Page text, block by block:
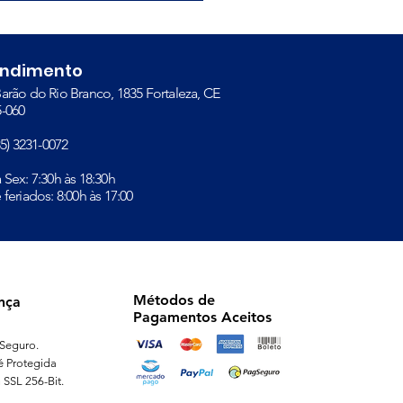
do Rio Branco, 1835 Fortaleza, CE
060​
3231-0072
Sex: 7:30h às 18:30h
feriados: 8:00h às 17:00
Protegida
256-Bit.
Métodos de
Pagamentos Aceitos